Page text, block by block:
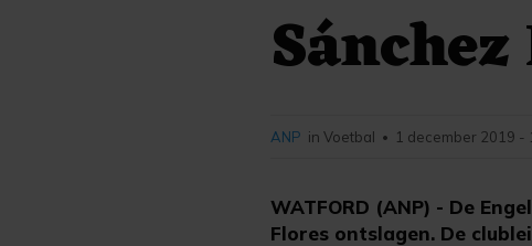
WATFORD (ANP) - De
Flores ontslagen. De
ANP in Voetbal • 1 december 2019 -